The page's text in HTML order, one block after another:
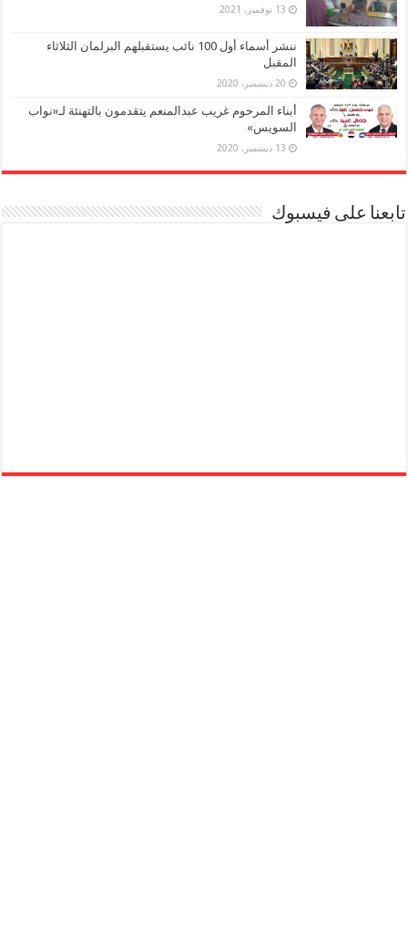
13 نوفمبر، 2021
ننشر أسماء أول 100 نائب يستقبلهم البرلمان الثلاثاء
المقبل
20 ديسمبر، 2020
أبناء المرحوم غريب عبدالمنعم يتقدمون بالتهنئة لـ«نواب
السويس»
13 ديسمبر، 2020
تابعنا على فيسبوك